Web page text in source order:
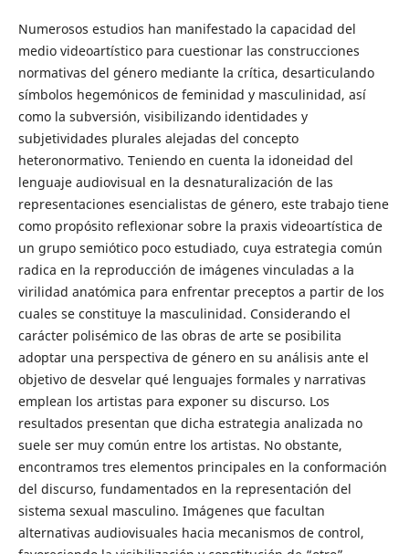
Numerosos estudios han manifestado la capacidad del
medio videoartístico para cuestionar las construcciones
normativas del género mediante la crítica, desarticulando
símbolos hegemónicos de feminidad y masculinidad, así
como la subversión, visibilizando identidades y
subjetividades plurales alejadas del concepto
heteronormativo. Teniendo en cuenta la idoneidad del
lenguaje audiovisual en la desnaturalización de las
representaciones esencialistas de género, este trabajo tiene
como propósito reflexionar sobre la praxis videoartística de
un grupo semiótico poco estudiado, cuya estrategia común
radica en la reproducción de imágenes vinculadas a la
virilidad anatómica para enfrentar preceptos a partir de los
cuales se constituye la masculinidad. Considerando el
carácter polisémico de las obras de arte se posibilita
adoptar una perspectiva de género en su análisis ante el
objetivo de desvelar qué lenguajes formales y narrativas
emplean los artistas para exponer su discurso. Los
resultados presentan que dicha estrategia analizada no
suele ser muy común entre los artistas. No obstante,
encontramos tres elementos principales en la conformación
del discurso, fundamentados en la representación del
sistema sexual masculino. Imágenes que facultan
alternativas audiovisuales hacia mecanismos de control,